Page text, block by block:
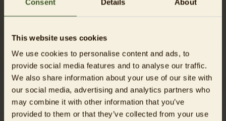
Consent Details About
This website uses cookies
We use cookies to personalise content and ads, to
provide social media features and to analyse our traffic.
We also share information about your use of our site with
our social media, advertising and analytics partners who
may combine it with other information that you’ve
provided to them or that they’ve collected from your use